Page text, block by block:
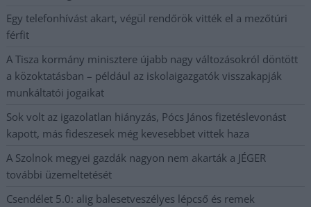
Egy telefonhívást akart, végül rendőrök vitték el a mezőtúri
férfit
A Tisza kormány minisztere újabb nagy változásokról döntött
a közoktatásban – például az iskolaigazgatók visszakapják
munkáltatói jogaikat
Sok volt az igazolatlan hiányzás, Pócs János fizetéslevonást
kapott, más fideszesek még kevesebbet vittek haza
A Szolnok megyei gazdák nagyon nem akarták a JÉGER
további üzemeltetését
Csendélet 5.0: alig balesetveszélyes lépcső és remek